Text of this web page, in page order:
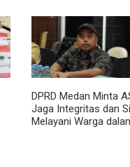
Dibongkar
DPRD Medan Minta
Jaga Integritas dan
Melayani Warga